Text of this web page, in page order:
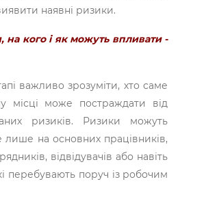
наявні ризики.
на кого і як можуть впливати
важливо зрозуміти, хто саме
місці може постраждати від
­ризиків. Ризики можуть
лише на основних працівників,
відвідувачів або навіть
перебувають поруч із робочим